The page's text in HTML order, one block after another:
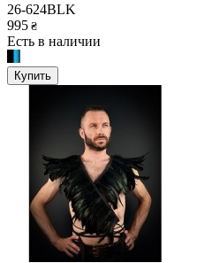
26-624BLK
995 ₴
Есть в наличии
Купить